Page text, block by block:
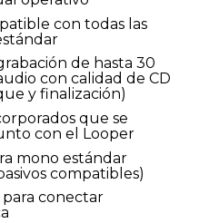
con todas las
de hasta 30
con calidad de CD
y finalización)
que se
con el Looper
mono estándar
compatibles)
conectar